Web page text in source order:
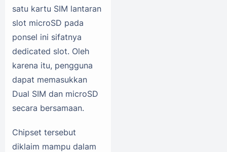
satu kartu SIM lantaran
slot microSD pada
ponsel ini sifatnya
dedicated slot. Oleh
karena itu, pengguna
dapat memasukkan
Dual SIM dan microSD
secara bersamaan.
Chipset tersebut
diklaim mampu dalam